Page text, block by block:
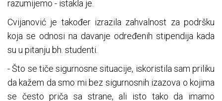
razumijemo - istakla je.
Cvijanović je također izrazila zahvalnost za podršku
koja se odnosi na davanje određenih stipendija kada
su u pitanju bh. studenti.
- Što se tiče sigurnosne situacije, iskoristila sam priliku
da kažem da smo mi bez sigurnosnih izazova o kojima
se često priča sa strane, ali isto tako da imamo